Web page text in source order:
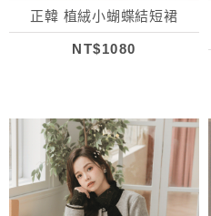
正韓 植絨小蝴蝶結短裙
NT$1080